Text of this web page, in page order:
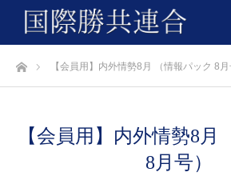
ホーム 【会員用】内外情勢8月 （情報パック 8月
【会員用】内外情勢8月
8月号）